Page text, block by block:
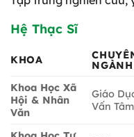
Hệ Thạc Sĩ
KHOA
NGÀNH
Khoa Học Xã
Hội & Nhân
Văn
Giáo
Vấn